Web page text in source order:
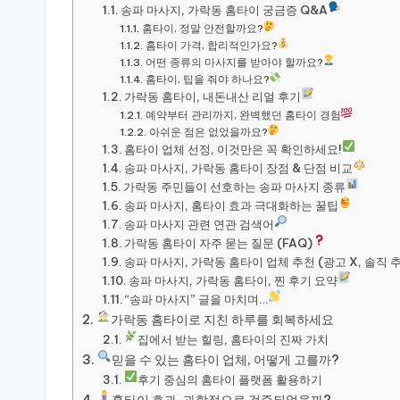
송파 마사지, 가락동 홈타이 궁금증 Q&A
홈타이, 정말 안전할까요?
홈타이 가격, 합리적인가요?
어떤 종류의 마사지를 받아야 할까요?
홈타이, 팁을 줘야 하나요?
가락동 홈타이, 내돈내산 리얼 후기
예약부터 관리까지, 완벽했던 홈타이 경험
아쉬운 점은 없었을까요?
홈타이 업체 선정, 이것만은 꼭 확인하세요!
송파 마사지, 가락동 홈타이 장점 & 단점 비교
가락동 주민들이 선호하는 송파 마사지 종류
송파 마사지, 홈타이 효과 극대화하는 꿀팁
송파 마사지 관련 연관 검색어
가락동 홈타이 자주 묻는 질문 (FAQ)
송파 마사지, 가락동 홈타이 업체 추천 (광고 X, 솔직
송파 마사지, 가락동 홈타이, 찐 후기 요약
“송파 마사지” 글을 마치며…
가락동 홈타이로 지친 하루를 회복하세요
집에서 받는 힐링, 홈타이의 진짜 가치
믿을 수 있는 홈타이 업체, 어떻게 고를까?
후기 중심의 홈타이 플랫폼 활용하기